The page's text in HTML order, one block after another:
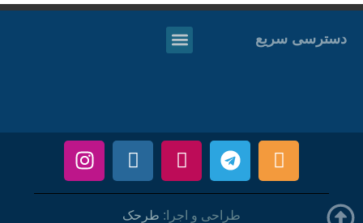
دسترسی سریع
طراحی و اجرا: طرحک